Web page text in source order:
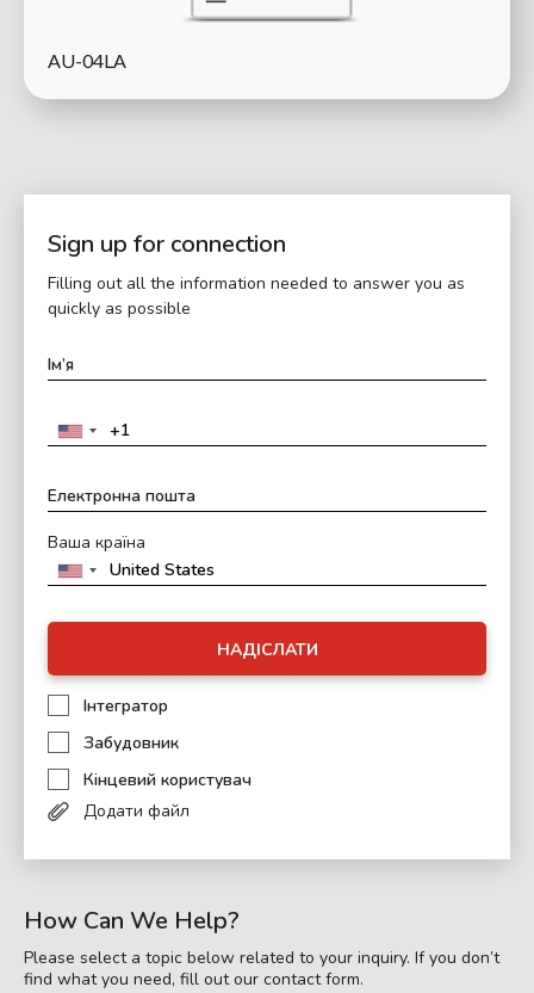
AU-04LA
Sign up for connection
Filling out all the information needed to answer you as
quickly as possible
Ваша країна
НАДІСЛАТИ
Інтегратор
Забудовник
Кінцевий користувач
Додати файл
How Can We Help?
Please select a topic below related to your inquiry. If you don’t
find what you need, fill out our contact form.